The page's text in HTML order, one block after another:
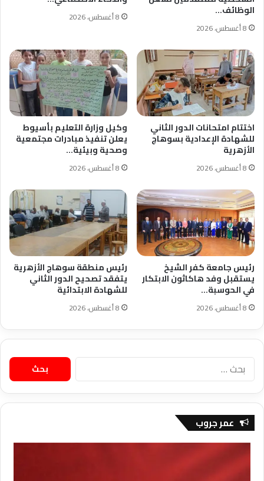
الوظائف…
8 أغسطس، 2026
8 أغسطس، 2026
اختتام امتحانات الدور الثاني
للشهادة الإعدادية بسوهاج
الأزهرية
8 أغسطس، 2026
وكيل وزارة التعليم بأسيوط
يعلن تنفيذ مبادرات مجتمعية
وصحية وبيئية…
8 أغسطس، 2026
رئيس جامعة كفر الشيخ
يستقبل وفد هاكاثون الابتكار
في الحوسبة…
8 أغسطس، 2026
رئيس منطقة سوهاج الأزهرية
يتفقد تصحيح الدور الثاني
للشهادة الابتدائية
8 أغسطس، 2026
البحث
عن:
عمر جروب